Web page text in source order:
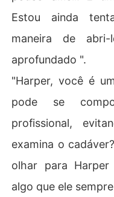
Estou ainda
maneira de
aprofundado ".
"Harper, você é
pode se
profissional,
examina o
olhar para
algo que ele